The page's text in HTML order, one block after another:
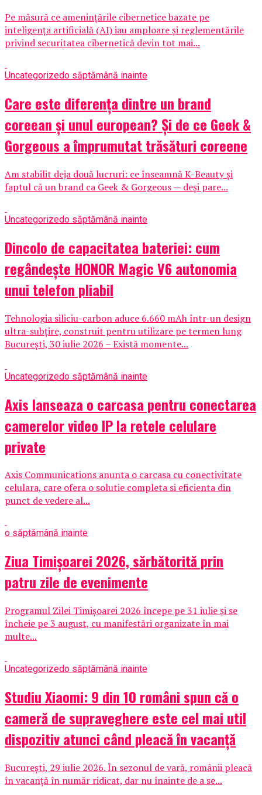
Pe măsură ce amenințările cibernetice bazate pe
inteligența artificială (AI) iau amploare și reglementările
privind securitatea cibernetică devin tot mai...
Uncategorizedo săptămână inainte
Care este diferența dintre un brand
coreean și unul european? Și de ce Geek &
Gorgeous a împrumutat trăsături coreene
Am stabilit deja două lucruri: ce înseamnă K-Beauty și
faptul că un brand ca Geek & Gorgeous — deși pare...
Uncategorizedo săptămână inainte
Dincolo de capacitatea bateriei: cum
regândește HONOR Magic V6 autonomia
unui telefon pliabil
Tehnologia siliciu-carbon aduce 6.660 mAh într-un design
ultra-subțire, construit pentru utilizare pe termen lung
București, 30 iulie 2026 – Există momente...
Uncategorizedo săptămână inainte
Axis lanseaza o carcasa pentru conectarea
camerelor video IP la retele celulare
private
Axis Communications anunta o carcasa cu conectivitate
celulara, care ofera o solutie completa si eficienta din
punct de vedere al...
o săptămână inainte
Ziua Timișoarei 2026, sărbătorită prin
patru zile de evenimente
Programul Zilei Timișoarei 2026 începe pe 31 iulie și se
încheie pe 3 august, cu manifestări organizate în mai
multe...
Uncategorizedo săptămână inainte
Studiu Xiaomi: 9 din 10 români spun că o
cameră de supraveghere este cel mai util
dispozitiv atunci când pleacă în vacanță
București, 29 iulie 2026. În sezonul de vară, românii pleacă
în vacanță în număr ridicat, dar nu înainte de a se...